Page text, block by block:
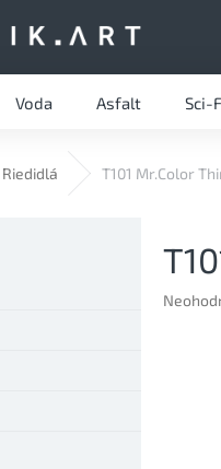
Voda Asfalt Sci-
Riedidlá T101 Mr.Color